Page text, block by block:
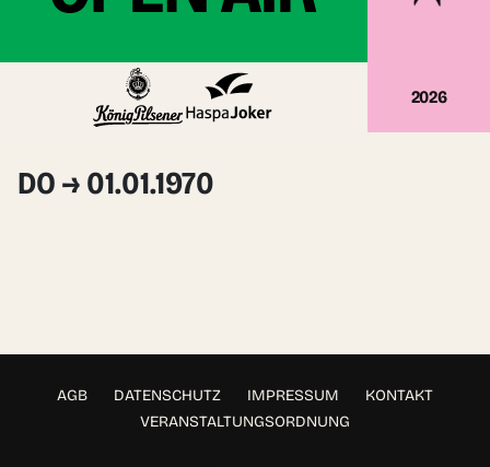
2026
DO → 01.01.1970
AGB DATENSCHUTZ IMPRESSUM
KONTAKT
VERANSTALTUNGSORDNUNG